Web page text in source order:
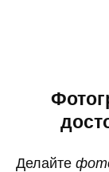
Делайте